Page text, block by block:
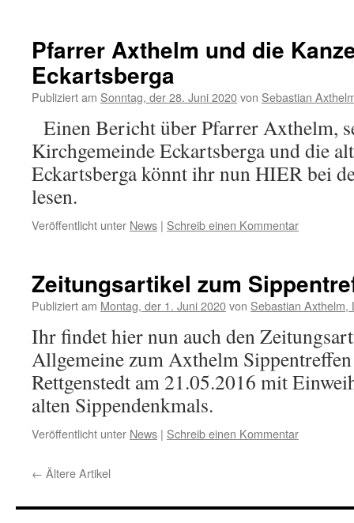
Pfarrer Axthelm und die
Eckartsberga
Publiziert am Sonntag, der 28. Juni 2020von Sebastian
Einen Bericht über Pfarrer Axthelm,
Kirchgemeinde Eckartsberga und die
Eckartsberga könnt ihr nun HIER bei
lesen.
Veröffentlicht unter News | Schreib einen Kommentar
Zeitungsartikel zum
Publiziert am Montag, der 1. Juni 2020von Sebastian Axthelm,
Ihr findet hier nun auch den
Allgemeine zum Axthelm
Rettgenstedt am 21.05.2016 mit
alten Sippendenkmals.
Veröffentlicht unter News | Schreib einen Kommentar
← Ältere Artikel